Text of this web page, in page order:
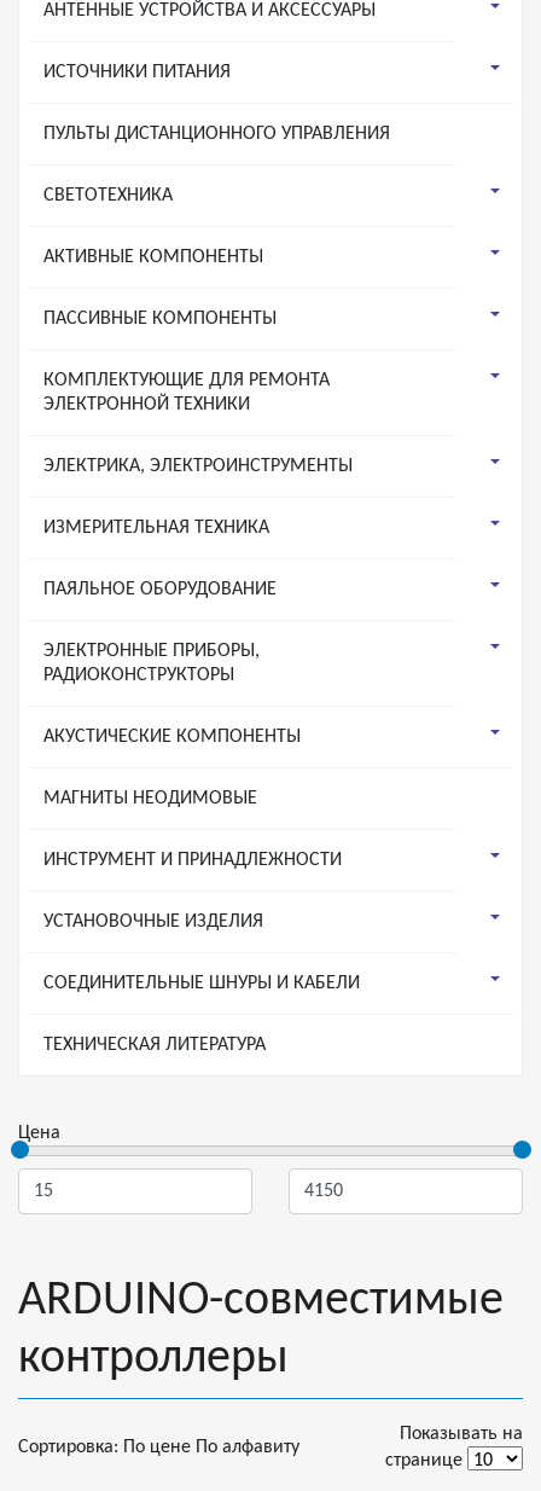
АНТЕННЫЕ УСТРОЙСТВА И АКСЕССУАРЫ
ИСТОЧНИКИ ПИТАНИЯ
ПУЛЬТЫ ДИСТАНЦИОННОГО УПРАВЛЕНИЯ
СВЕТОТЕХНИКА
АКТИВНЫЕ КОМПОНЕНТЫ
ПАССИВНЫЕ КОМПОНЕНТЫ
КОМПЛЕКТУЮЩИЕ ДЛЯ РЕМОНТА
ЭЛЕКТРОННОЙ ТЕХНИКИ
ЭЛЕКТРИКА, ЭЛЕКТРОИНСТРУМЕНТЫ
ИЗМЕРИТЕЛЬНАЯ ТЕХНИКА
ПАЯЛЬНОЕ ОБОРУДОВАНИЕ
ЭЛЕКТРОННЫЕ ПРИБОРЫ,
РАДИОКОНСТРУКТОРЫ
АКУСТИЧЕСКИЕ КОМПОНЕНТЫ
МАГНИТЫ НЕОДИМОВЫЕ
ИНСТРУМЕНТ И ПРИНАДЛЕЖНОСТИ
УСТАНОВОЧНЫЕ ИЗДЕЛИЯ
СОЕДИНИТЕЛЬНЫЕ ШНУРЫ И КАБЕЛИ
ТЕХНИЧЕСКАЯ ЛИТЕРАТУРА
Цена
ARDUINO-совместимые
контроллеры
Сортировка: По цене По алфавиту
Показывать на
странице